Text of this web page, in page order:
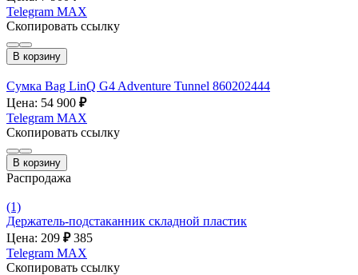
Telegram MAX
Скопировать ссылку
В корзину
Сумка Bag LinQ G4 Adventure Tunnel 860202444
Цена: 54 900 ₽
Telegram MAX
Скопировать ссылку
В корзину
Распродажа
(1)
Держатель-подстаканник складной пластик
Цена: 209 ₽ 385
Telegram MAX
Скопировать ссылку